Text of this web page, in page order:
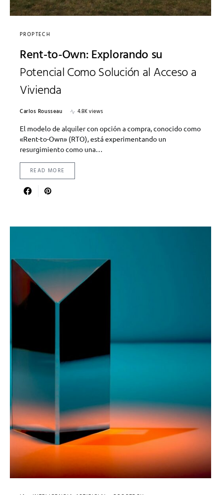
PROPTECH
Rent-to-Own: Explorando su
Potencial Como Solución al Acceso a
Vivienda
Carlos Rousseau
4.8K views
El modelo de alquiler con opción a compra, conocido como
«Rent-to-Own» (RTO), está experimentando un
resurgimiento como una…
READ MORE